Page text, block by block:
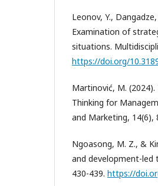
Leonov, Y.,
Examination of
situations.
https://doi.org/
Martinović, M.
Thinking for
and Marketing, 14(6),
Ngoasong, M. Z., &
and development-led
430-439. https://